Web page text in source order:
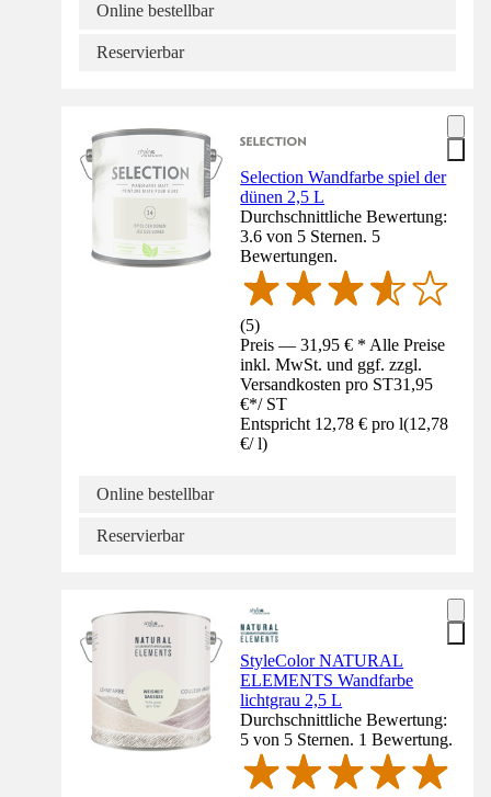
Online bestellbar
Reservierbar
Selection Wandfarbe spiel der
dünen 2,5 L
Durchschnittliche Bewertung:
3.6 von 5 Sternen. 5
Bewertungen.
(5)
Preis — 31,95 € * Alle Preise
inkl. MwSt. und ggf. zzgl.
Versandkosten pro ST31,95
€*/ ST
Entspricht 12,78 € pro l(12,78
€/ l)
Online bestellbar
Reservierbar
StyleColor NATURAL
ELEMENTS Wandfarbe
lichtgrau 2,5 L
Durchschnittliche Bewertung:
5 von 5 Sternen. 1 Bewertung.